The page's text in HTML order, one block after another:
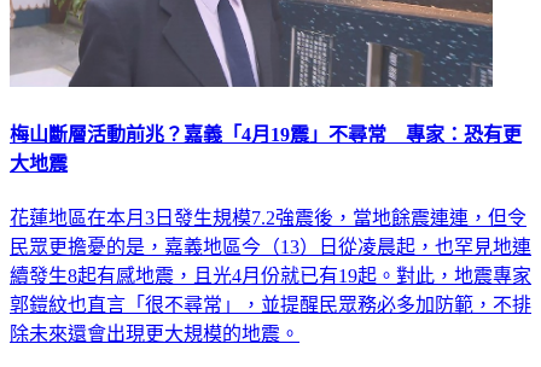
梅山斷層活動前兆？嘉義「4月19震」不尋常 專家：恐有更
大地震
花蓮地區在本月3日發生規模7.2強震後，當地餘震連連，但令
民眾更擔憂的是，嘉義地區今（13）日從凌晨起，也罕見地連
續發生8起有感地震，且光4月份就已有19起。對此，地震專家
郭鎧紋也直言「很不尋常」，並提醒民眾務必多加防範，不排
除未來還會出現更大規模的地震。